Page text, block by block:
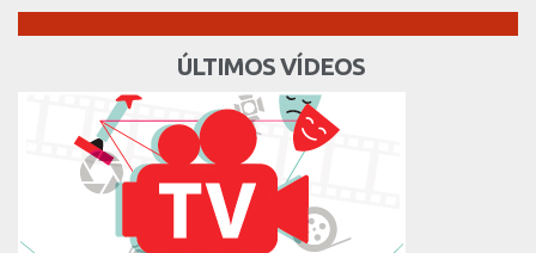
ÚLTIMOS VÍDEOS